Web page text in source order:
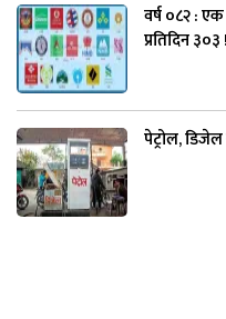
वर्ष ०८२ :
प्रतिदिन ३०३ !
पेट्रोल,